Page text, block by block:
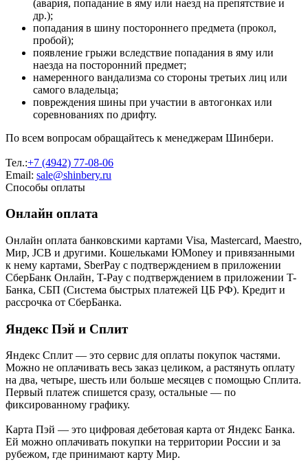
(авария, попадание в яму или наезд на препятствие и
др.);
попадания в шину постороннего предмета (прокол,
пробой);
появление грыжи вследствие попадания в яму или
наезда на посторонний предмет;
намеренного вандализма со стороны третьих лиц или
самого владельца;
повреждения шины при участии в автогонках или
соревнованиях по дрифту.
По всем вопросам обращайтесь к менеджерам Шинбери.
Тел.:+7 (4942) 77-08-06
Email: sale@shinbery.ru
Способы оплаты
Онлайн оплата
Онлайн оплата банковскими картами Visa, Mastercard, Maestro,
Мир, JCB и другими. Кошельками ЮMoney и привязанными
к нему картами, SberPay с подтверждением в приложении
СберБанк Онлайн, T-Pay с подтверждением в приложении T-
Банка, СБП (Система быстрых платежей ЦБ РФ). Кредит и
рассрочка от СберБанка.
Яндекс Пэй и Сплит
Яндекс Cплит — это сервис для оплаты покупок частями.
Можно не оплачивать весь заказ целиком, а растянуть оплату
на два, четыре, шесть или больше месяцев с помощью Сплита.
Первый платеж спишется сразу, остальные — по
фиксированному графику.
Карта Пэй — это цифровая дебетовая карта от Яндекс Банка.
Ей можно оплачивать покупки на территории России и за
рубежом, где принимают карту Мир.